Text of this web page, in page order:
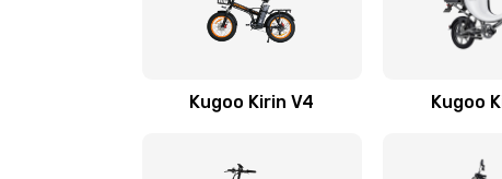
Kugoo Kirin V4 Kugoo